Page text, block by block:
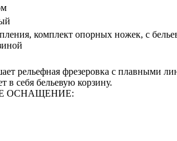
комплект опорных ножек, с
рельефная фрезеровка с плавными
в себя бельевую корзину.
ОСНАЩЕНИЕ: